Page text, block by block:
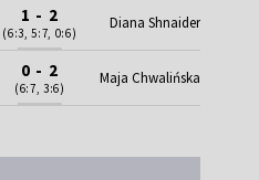
1 - 2
(6:3, 5:7, 0:6)
Diana Shnaider
0 - 2
(6:7, 3:6)
Maja Chwalińska